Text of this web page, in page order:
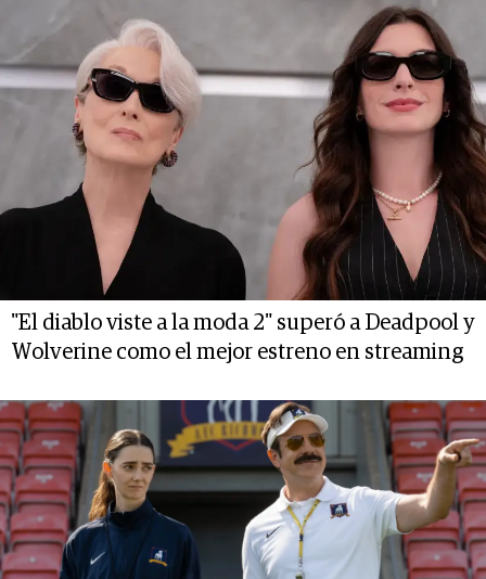
"El diablo viste a la moda 2" superó a Deadpool y
Wolverine como el mejor estreno en streaming